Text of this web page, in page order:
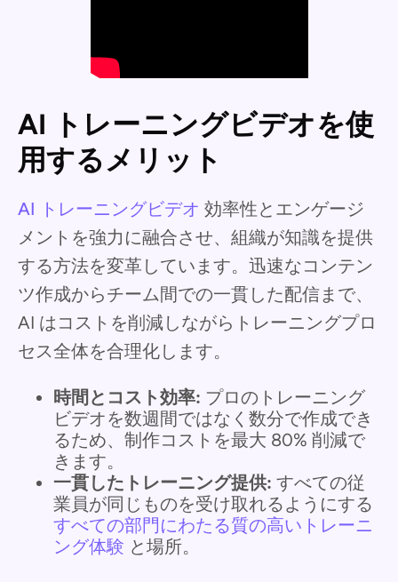
AI トレーニングビデオを使
用するメリット
AI トレーニングビデオ 効率性とエンゲージ
メントを強力に融合させ、組織が知識を提供
する方法を変革しています。迅速なコンテン
ツ作成からチーム間での一貫した配信まで、
AI はコストを削減しながらトレーニングプロ
セス全体を合理化します。
時間とコスト効率: プロのトレーニング
ビデオを数週間ではなく数分で作成でき
るため、制作コストを最大 80% 削減で
きます。
一貫したトレーニング提供: すべての従
業員が同じものを受け取れるようにする
すべての部門にわたる質の高いトレーニ
ング体験 と場所。